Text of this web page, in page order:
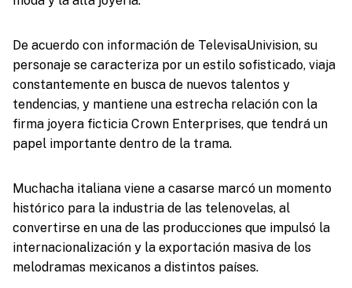
De acuerdo con información de TelevisaUnivision, su
personaje se caracteriza por un estilo sofisticado, viaja
constantemente en busca de nuevos talentos y
tendencias, y mantiene una estrecha relación con la
firma joyera ficticia Crown Enterprises, que tendrá un
papel importante dentro de la trama.
Muchacha italiana viene a casarse marcó un momento
histórico para la industria de las telenovelas, al
convertirse en una de las producciones que impulsó la
internacionalización y la exportación masiva de los
melodramas mexicanos a distintos países.